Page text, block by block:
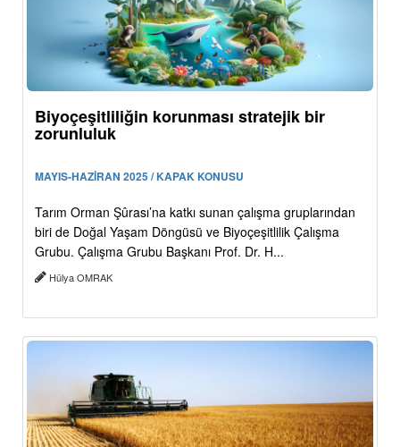
Biyoçeşitliliğin korunması stratejik bir
zorunluluk
MAYIS-HAZİRAN 2025 / KAPAK KONUSU
Tarım Orman Şûrası’na katkı sunan çalışma gruplarından
biri de Doğal Yaşam Döngüsü ve Biyoçeşitlilik Çalışma
Grubu. Çalışma Grubu Başkanı Prof. Dr. H...
Hülya OMRAK